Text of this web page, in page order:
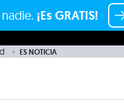
¡Es GRATIS!
ES NOTICIA